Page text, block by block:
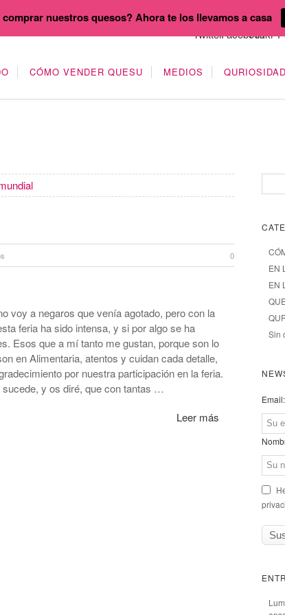
CÓMO VENDER QUESU MEDIOS
0
voy a negaros que venía agotado, pero con la
feria ha sido intensa, y si por algo se ha
Esos que a mí tanto me gustan, porque son lo
en Alimentaria, atentos y cuidan cada detalle,
por nuestra participación en la feria.
y os diré, que con tantas …
Leer más
EN
EN
Sin
Email:
nuestros quesos? Ahora te los llevamos a casa